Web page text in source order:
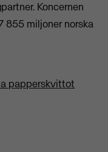
Koncernen
855 miljoner norska
papperskvittot